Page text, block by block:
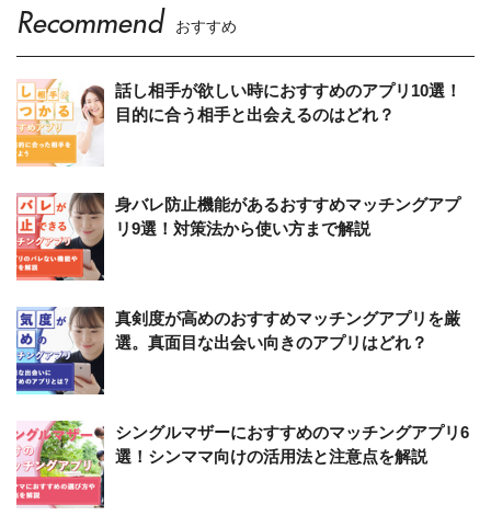
Recommend おすすめ
話し相手が欲しい時におすすめのアプリ10選！
目的に合う相手と出会えるのはどれ？
身バレ防止機能があるおすすめマッチングアプ
リ9選！対策法から使い方まで解説
真剣度が高めのおすすめマッチングアプリを厳
選。真面目な出会い向きのアプリはどれ？
シングルマザーにおすすめのマッチングアプリ6
選！シンママ向けの活用法と注意点を解説